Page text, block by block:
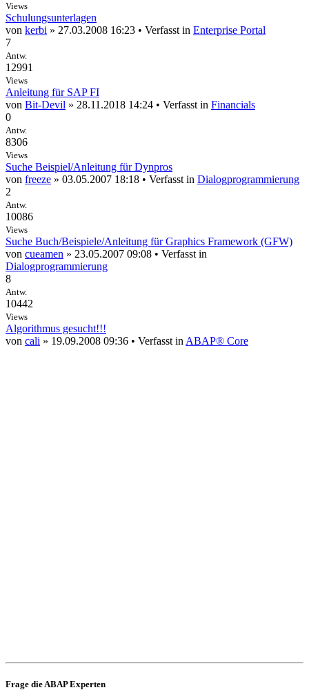
Views
Schulungsunterlagen
von kerbi » 27.03.2008 16:23 • Verfasst in Enterprise Portal
7
Antw.
12991
Views
Anleitung für SAP FI
von Bit-Devil » 28.11.2018 14:24 • Verfasst in Financials
0
Antw.
8306
Views
Suche Beispiel/Anleitung für Dynpros
von freeze » 03.05.2007 18:18 • Verfasst in Dialogprogrammierung
2
Antw.
10086
Views
Suche Buch/Beispiele/Anleitung für Graphics Framework (GFW)
von cueamen » 23.05.2007 09:08 • Verfasst in
Dialogprogrammierung
8
Antw.
10442
Views
Algorithmus gesucht!!!
von cali » 19.09.2008 09:36 • Verfasst in ABAP® Core
Frage die ABAP Experten